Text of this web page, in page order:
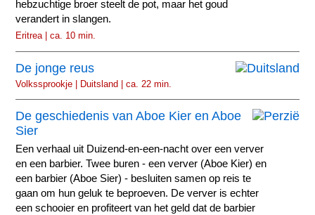
hebzuchtige broer steelt de pot, maar het goud
verandert in slangen.
Eritrea | ca. 10 min.
De jonge reus
Volkssprookje | Duitsland | ca. 22 min.
De geschiedenis van Aboe Kier en Aboe
Sier
Een verhaal uit Duizend-en-een-nacht over een verver
en een barbier. Twee buren - een verver (Aboe Kier) en
een barbier (Aboe Sier) - besluiten samen op reis te
gaan om hun geluk te beproeven. De verver is echter
een schooier en profiteert van het geld dat de barbier